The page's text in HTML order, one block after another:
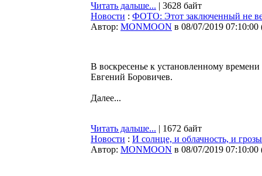
Читать дальше... | 3628 байт
Новости : ФОТО: Этот заключенный не
Автор: MONMOON в 08/07/2019 07:10:00
В воскресенье к установленному
Евгений Боровичев.
Далее...
Читать дальше... | 1672 байт
Новости : И солнце, и облачность, и
Автор: MONMOON в 08/07/2019 07:10:00